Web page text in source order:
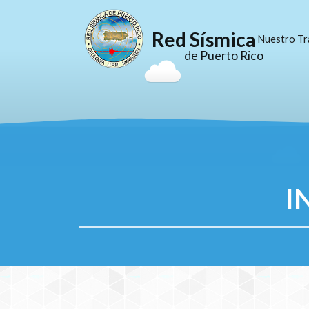
Red Sísmica
de Puerto Rico
Nuestro